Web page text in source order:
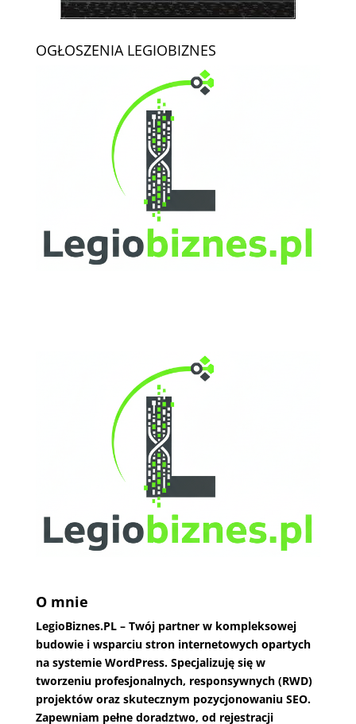
OGŁOSZENIA LEGIOBIZNES
O mnie
LegioBiznes.PL– Twój partner w kompleksowej
budowie i wsparciu stron internetowych opartych
na systemie WordPress. Specjalizuję się w
tworzeniu profesjonalnych, responsywnych (RWD)
projektów oraz skutecznym pozycjonowaniu SEO.
Zapewniam pełne doradztwo, od rejestracji